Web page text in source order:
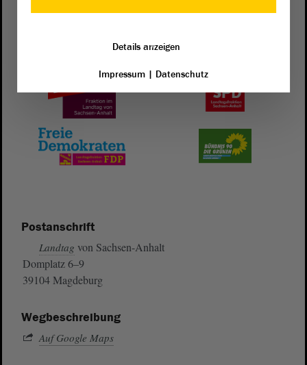
Postanschrift
Landtag von Sachsen-Anhalt
Domplatz 6–9
39104 Magdeburg
Wegbeschreibung
Auf Google Maps
Details anzeigen
Impressum| Datenschutz